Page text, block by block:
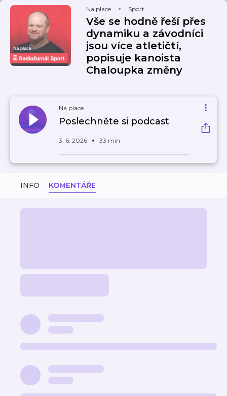
Na place Sport
Vše se hodně řeší přes
dynamiku a závodníci
jsou více atletičtí,
popisuje kanoista
Chaloupka změny
Na place
Poslechněte si podcast
3. 6. 2026 33 min
INFO KOMENTÁŘE